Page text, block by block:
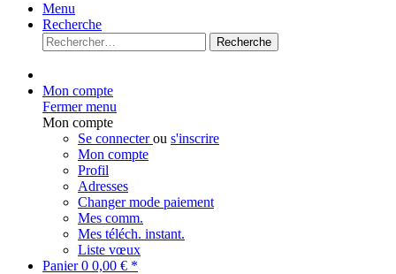
Menu
Recherche
Recherche
Mon compte
Fermer menu
Mon compte
Se connecterou s'inscrire
Mon compte
Profil
Adresses
Changer mode paiement
Mes comm.
Mes téléch. instant.
Liste vœux
Panier0 0,00 € *